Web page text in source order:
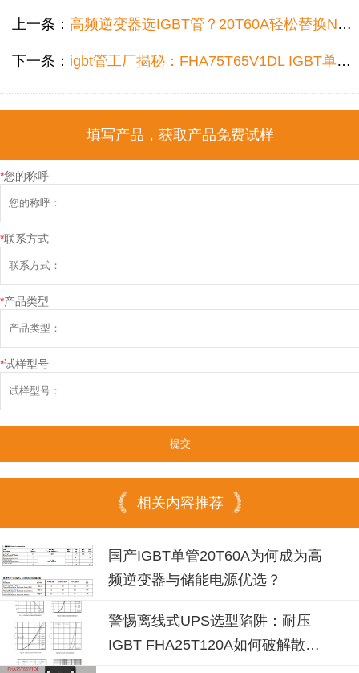
上一条： 高频逆变器选IGBT管？20T60A轻松替换NCE20TD60BF，这家igbt管工厂的IGBT单管实测惊艳
下一条： igbt管工厂揭秘：FHA75T65V1DL IGBT单管凭什么能代替IKW75N65ET7？
填写产品，获取产品免费试样
*您的称呼
*联系方式
*产品类型
*试样型号
相关内容推荐
国产IGBT单管20T60A为何成为高
频逆变器与储能电源优选？
警惕离线式UPS选型陷阱：耐压
IGBT FHA25T120A如何破解散热